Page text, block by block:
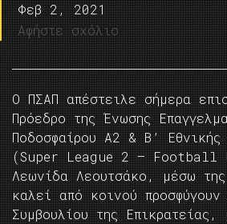
Φεβ 2, 2021
Αφήστε σχόλιο
Ο ΠΣΑΠ απέστειλε σήμερα
Πρόεδρο της Ένωσης
Ποδοσφαίρου Α2 & Β’ Εθνικής
(Super League 2 – Football
Λεωνίδα Λεουτσάκο, μέσω
καλεί από κοινού
Συμβουλίου της